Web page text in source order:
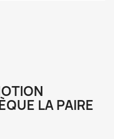
LA PAIRE